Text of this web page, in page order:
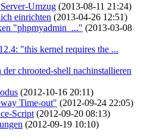
Umzug (2013-08-11 21:24)
einrichten (2013-04-26 12:51)
"phpmyadmin_..." (2013-03-08
"this kernel requires the ...
chrooted-shell nachinstallieren
(2012-10-16 20:11)
Time-out" (2012-09-24 22:05)
Script (2012-09-20 08:13)
(2012-09-19 10:10)